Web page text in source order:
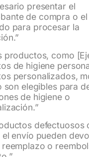
presentar el
de compra o el
para procesar la
productos, como
de higiene
personalizados,
son elegibles para
de higiene o
defectuosos
el envío pueden
reemplazo o